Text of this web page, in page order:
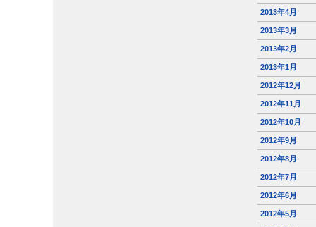
2013年4月
2013年3月
2013年2月
2013年1月
2012年12月
2012年11月
2012年10月
2012年9月
2012年8月
2012年7月
2012年6月
2012年5月